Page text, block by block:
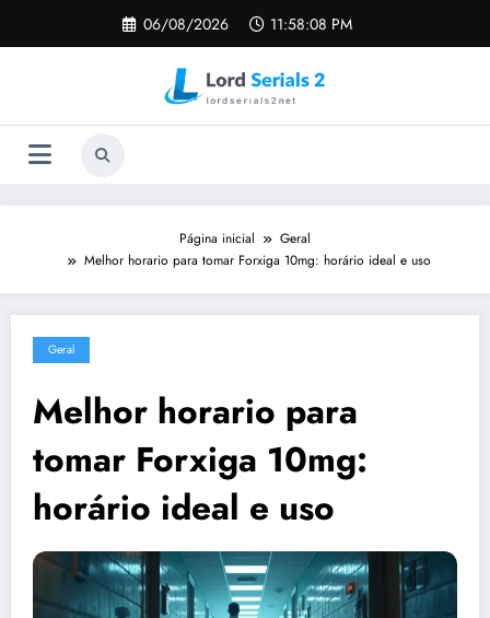
o
06/08/2026 11:58:09 PM
Página inicial
Geral
Melhor horario para tomar Forxiga 10mg: horário ideal e uso
Geral
Melhor horario para
tomar Forxiga 10mg:
horário ideal e uso